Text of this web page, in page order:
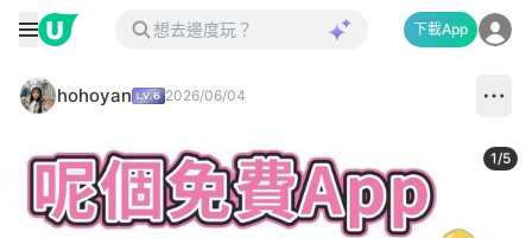
下載App
hohoyan 2026/06/04
1/5